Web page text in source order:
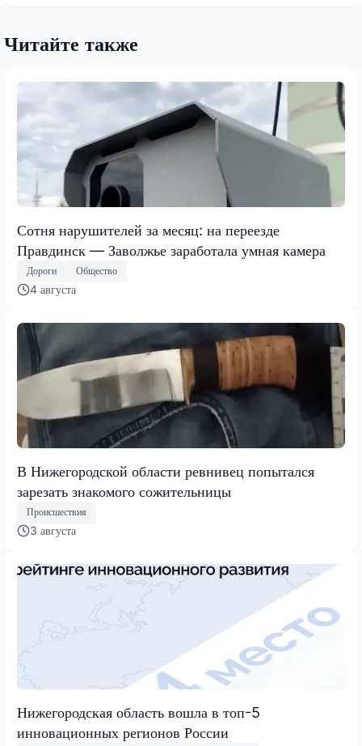
Читайте также
Сотня нарушителей за месяц: на переезде
Правдинск — Заволжье заработала умная камера
Дороги Общество
4 августа
В Нижегородской области ревнивец попытался
зарезать знакомого сожительницы
Происшествия
3 августа
Нижегородская область вошла в топ-5
инновационных регионов России